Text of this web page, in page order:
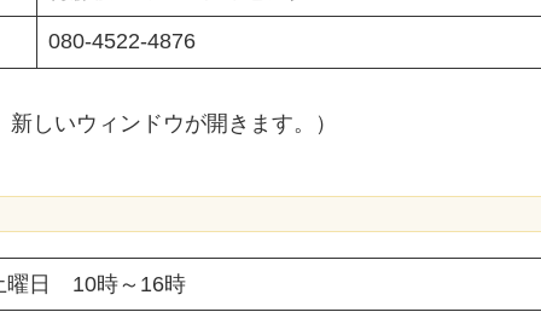
080-4522-4876
しいウィンドウが開きます。）
曜日 10時～16時